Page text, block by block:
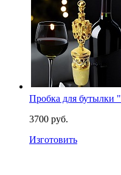
Пробка для бутылки
3700 руб.
Изготовить